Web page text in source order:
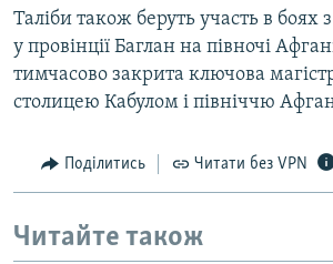
Таліби також беруть участь в боях
у провінції Баглан на півночі
тимчасово закрита ключова
столицею Кабулом і північчю
Поділитись Читати без VPN
Читайте також